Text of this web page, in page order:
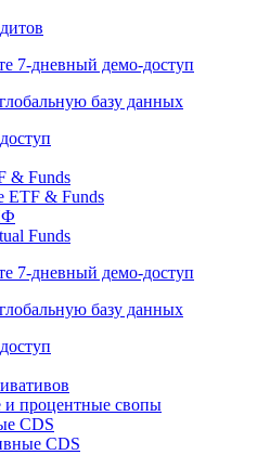
7-дневный демо-доступ
базу данных
& Funds
ETF & Funds
Funds
7-дневный демо-доступ
базу данных
процентные свопы
CDS
CDS